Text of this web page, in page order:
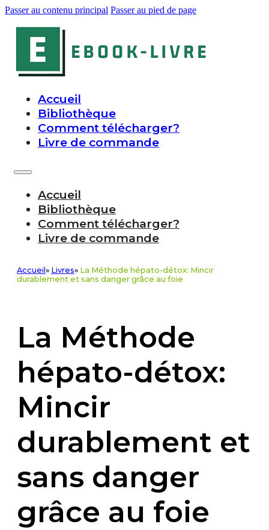
Passer au contenu principal Passer au pied de page
Accueil
Bibliothèque
Comment télécharger?
Livre de commande
Accueil
Bibliothèque
Comment télécharger?
Livre de commande
Accueil » Livres» La Méthode hépato-détox: Mincir
durablement et sans danger grâce au foie
La Méthode
hépato-détox:
Mincir
durablement et
sans danger
grâce au foie